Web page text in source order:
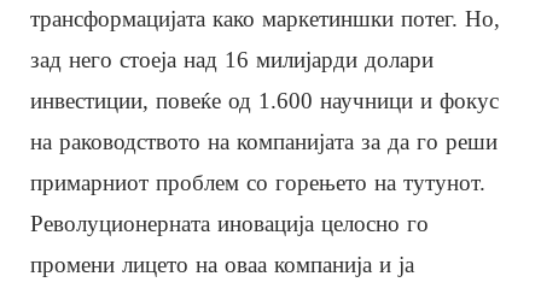
трансформацијата како маркетиншки потег. Но,
зад него стоеја над 16 милијарди долари
инвестиции, повеќе од 1.600 научници и фокус
на раководството на компанијата за да го реши
примарниот проблем со горењето на тутунот.
Револуционерната иновација целосно го
промени лицето на оваа компанија и ја